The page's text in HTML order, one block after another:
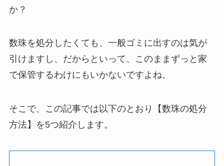
か？
数珠を処分したくても、一般ゴミに出すのは気が
引けますし、だからといって、このままずっと家
で保管するわけにもいかないですよね。
そこで、この記事では以下のとおり【数珠の処分
方法】を5つ紹介します。